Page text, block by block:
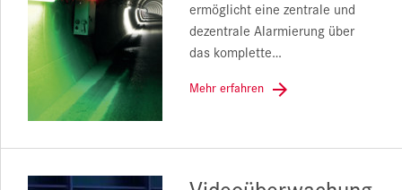
ermöglicht eine zentrale und
dezentrale Alarmierung über
das komplette…
Mehr erfahren